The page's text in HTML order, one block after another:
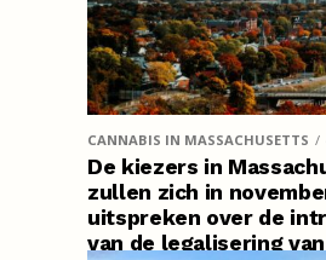
CANNABIS IN MASSACHUSETTS
De kiezers in
zullen zich in
uitspreken over de
van de legalisering